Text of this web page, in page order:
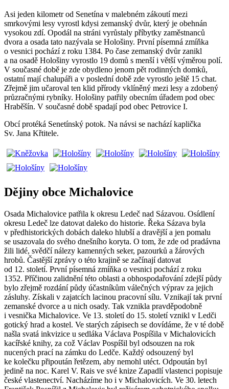
Asi jeden kilometr od Senetína v malebném zákoutí mezi
smrkovými lesy vyrostl kdysi zemanský dvůr, který je obehnán
vysokou zdí. Opodál na stráni vyrůstaly příbytky zaměstnanců
dvora a osada tato nazývala se Hološiny. První písemná zmíňka
o vesnici pochází z roku 1384. Po čase zemanský dvůr zanikl
a na osadě Hološiny vyrostlo 19 domů s menší i větší výměrou polí.
V současné době je zde obydleno jenom pět rodinných domků,
ostatní mají chalupáři a v poslední době zde vyrostlo ještě 15 chat.
Zřejmě jim učaroval ten klid přírody vklíněný mezi lesy a zdobený
průzračnými rybníky. Hološiny patřily obecním úřadem pod obec
Hraběšín. V současné době spadají pod obec Petrovice I.
Obcí protéká Senetínský potok. Na návsi se nachází kaplička
Sv. Jana Křtitele.
Dějiny obce Michalovice
Osada Michalovice patřila k okresu Ledeč nad Sázavou. Osídlení
okresu Ledeč lze datovat daleko do historie. Řeka Sázava byla
v předhistorických dobách daleko hlubší a dravější a jen pomalu
se usazovala do svého dnešního koryta. O tom, že zde od pradávna
žili lidé, svědčí nálezy kamenných seker, pazourků a žárových
hrobů. Častější zprávy o této krajině se začínají datovat
od 12. století. První písemná zmíňka o vesnici pochází z roku
1352. Příčinou zalidnění této oblasti a obhospodařování zdejší půdy
bylo zřejmě rozdání půdy účastníkům válečných výprav za jejich
zásluhy. Získali v zajatcích lacinou pracovní sílu. Vznikají tak první
zemanské dvorce a u nich osady. Tak vznikla pravděpodobně
i vesnička Michalovice. Ve 13. století do 15. století vznikl v Ledči
gotický hrad a kostel. Ve starých zápisech se dovídáme, že v té době
našla svatá inkvizice u sedláka Václava Pospíšila v Michalovicích
kacířské knihy, za což Václav Pospíšil byl odsouzen na rok
nucených prací na zámku do Ledče. Každý odsouzený byl
ke kolečku připoután řetězem, aby nemohl utéct. Odpoután byl
jedině na noc. Karel V. Rais ve své knize Zapadlí vlastenci popisuje
české vlastenectví. Nacházíme ho i v Michalovicích. Ve 30. letech